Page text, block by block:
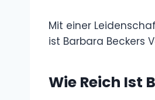
Mit einer
ist Barbara Beckers
Wie Reich Ist